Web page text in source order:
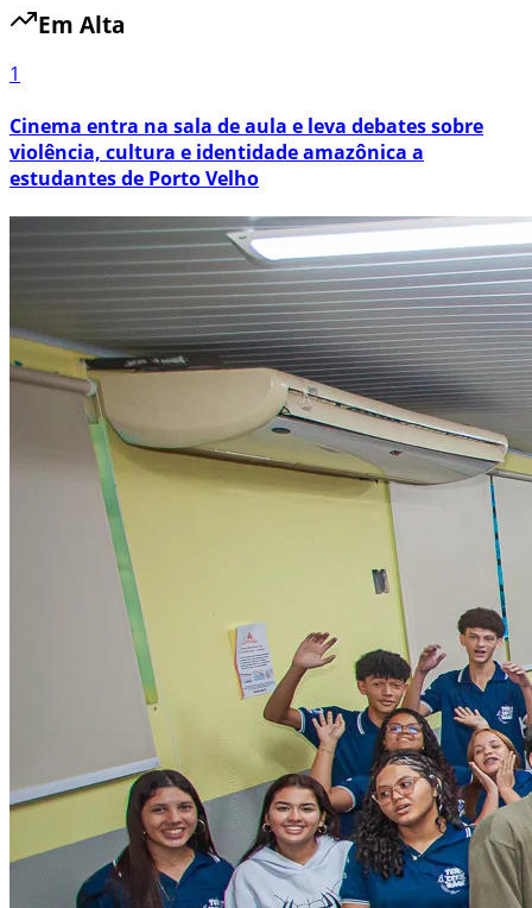
Em Alta
1
Cinema entra na sala de aula e leva debates sobre
violência, cultura e identidade amazônica a
estudantes de Porto Velho